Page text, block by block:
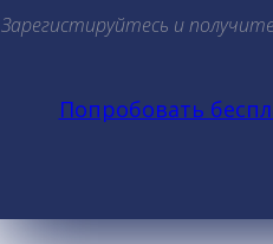
Зарегистируйтесь и
Попробовать